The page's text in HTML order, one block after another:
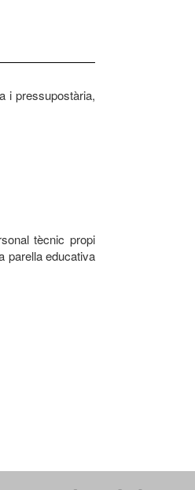
i pressupostària,
tècnic propi
parella educativa